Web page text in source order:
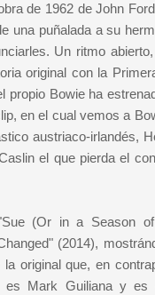
de 1962 de John
puñalada a su
Un ritmo
original con la
Bowie ha
en el cual vemos a
austriaco-irlandés,
el que pierda el
(Or in a Season
(2014),
original que, en
Mark Guiliana y es